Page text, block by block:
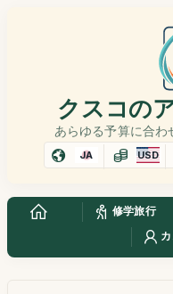
クスコの
あらゆる予算に合わ
JA USD
修学旅行